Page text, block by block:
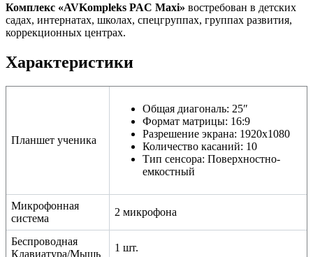
Комплекс «AVKompleks PAC Maxi» востребован в детских
садах, интернатах, школах, спецгруппах, группах развития,
коррекционных центрах.
Характеристики
Планшет ученика
Общая диагональ: 25″
Формат матрицы: 16:9
Разрешение экрана: 1920х1080
Количество касаний: 10
Тип сенсора: Поверхностно-
емкостный
Микрофонная
система
2 микрофона
Беспроводная
Клавиатура/Мышь
1 шт.